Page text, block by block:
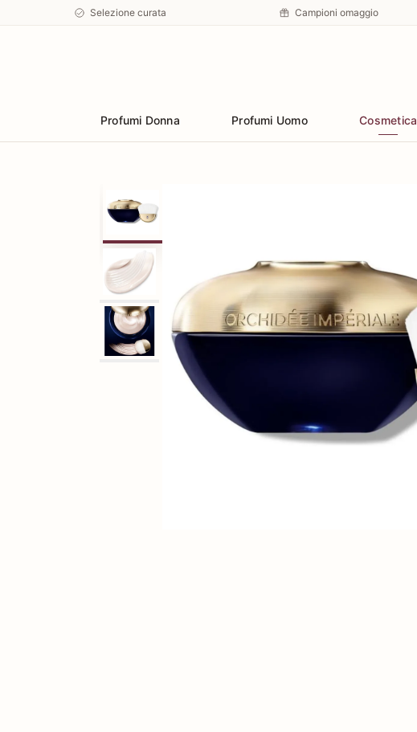
Selezione curata Campioni omaggio
Profumi Donna Profumi Uomo Cosmetica